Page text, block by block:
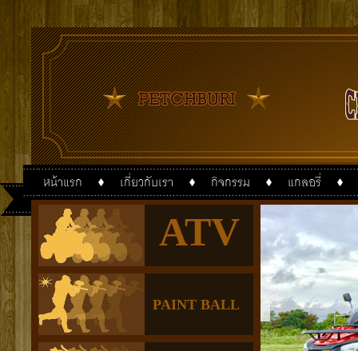
หน้าแรก เกี่ยวกับเรา กิจกรรม แกลอรี่
ATV
PAINT BALL